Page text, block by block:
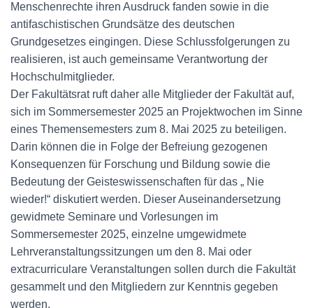
Menschenrechte ihren Ausdruck fanden sowie in die
antifaschistischen Grundsätze des deutschen
Grundgesetzes eingingen. Diese Schlussfolgerungen zu
realisieren, ist auch gemeinsame Verantwortung der
Hochschulmitglieder.
Der Fakultätsrat ruft daher alle Mitglieder der Fakultät auf,
sich im Sommersemester 2025 an Projektwochen im Sinne
eines Themensemesters zum 8. Mai 2025 zu beteiligen.
Darin können die in Folge der Befreiung gezogenen
Konsequenzen für Forschung und Bildung sowie die
Bedeutung der Geisteswissenschaften für das „ Nie
wieder!“ diskutiert werden. Dieser Auseinandersetzung
gewidmete Seminare und Vorlesungen im
Sommersemester 2025, einzelne umgewidmete
Lehrveranstaltungssitzungen um den 8. Mai oder
extracurriculare Veranstaltungen sollen durch die Fakultät
gesammelt und den Mitgliedern zur Kenntnis gegeben
werden.